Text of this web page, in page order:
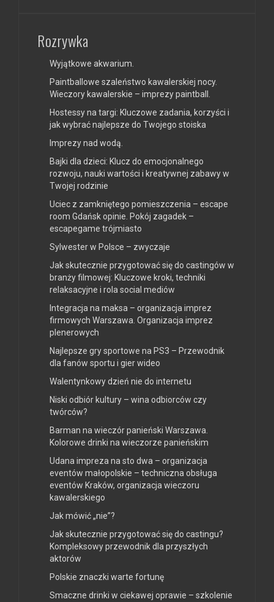
Rozrywka
Wyjątkowe akwarium.
Paintballowe szaleństwo kawalerskiej nocy.
Wieczory kawalerskie – imprezy paintball.
Hostessy na targi: Kluczowe zadania, korzyści i
jak wybrać najlepsze do Twojego stoiska
Imprezy nad wodą.
Bajki dla dzieci: Klucz do emocjonalnego
rozwoju, nauki wartości i kreatywnej zabawy w
Twojej rodzinie
Uciec z zamkniętego pomieszczenia – escape
room Gdańsk opinie. Pokój zagadek –
escapegame trójmiasto
Sylwester w Polsce – zwyczaje
Jak skutecznie przygotować się do castingów w
branży filmowej: Kluczowe kroki, techniki
relaksacyjne i rola social mediów
Integracja na maksa – organizacja imprez
firmowych Warszawa. Organizacja imprez
plenerowych
Najlepsze gry sportowe na PS3 – Przewodnik
dla fanów sportu i gier wideo
Walentynkowy dzień nie do internetu
Niski odbiór kultury – wina odbiorców czy
twórców?
Barman na wieczór panieński Warszawa.
Kolorowe drinki na wieczorze panieńskim
Udana impreza na sto dwa – organizacja
eventów małopolskie – techniczna obsługa
eventów Kraków, organizacja wieczoru
kawalerskiego
Jak mówić „nie”?
Jak skutecznie przygotować się do castingu?
Kompleksowy przewodnik dla przyszłych
aktorów
Polskie znaczki warte fortunę
Smaczne drinki w ciekawej oprawie – szkolenie